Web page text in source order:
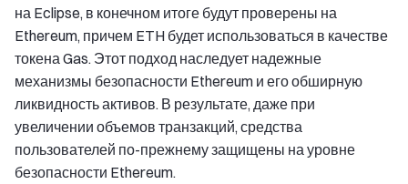
на Eclipse, в конечном итоге будут проверены на
Ethereum, причем ETH будет использоваться в качестве
токена Gas. Этот подход наследует надежные
механизмы безопасности Ethereum и его обширную
ликвидность активов. В результате, даже при
увеличении объемов транзакций, средства
пользователей по-прежнему защищены на уровне
безопасности Ethereum.